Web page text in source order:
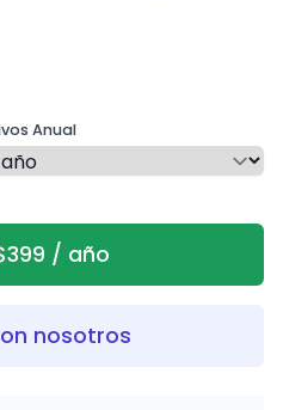
Anual
/ año
nosotros